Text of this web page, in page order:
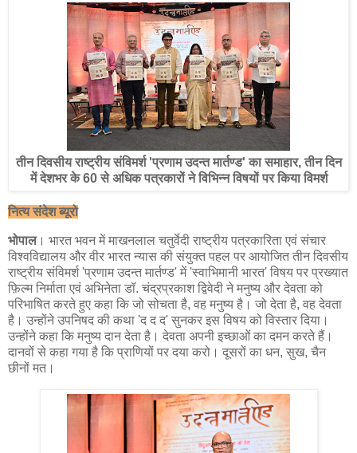
तीन दिवसीय राष्ट्रीय संविमर्श 'प्रणाम उदन्त मार्तण्ड' का समाहार, तीन दिन
में देशभर के 60 से अधिक पत्रकारों ने विभिन्न विषयों पर किया विमर्श
नित्य संदेश ब्यूरो
भोपाल। भारत भवन में माखनलाल चतुर्वेदी राष्ट्रीय पत्रकारिता एवं संचार
विश्वविद्यालय और वीर भारत न्यास की संयुक्त पहल पर आयोजित तीन दिवसीय
राष्ट्रीय संविमर्श 'प्रणाम उदन्त मार्तण्ड' में 'स्वाभिमानी भारत' विषय पर प्रख्यात
फ़िल्म निर्माता एवं अभिनेता डॉ. चंद्रप्रकाश द्विवेदी ने मनुष्य और देवता को
परिभाषित करते हुए कहा कि जो सोचता है, वह मनुष्य है। जो देता है, वह देवता
है। उन्होंने उपनिषद की कथा 'द द द' सुनकर इस विषय को विस्तार दिया।
उन्होंने कहा कि मनुष्य दान देता है। देवता अपनी इच्छाओं का दमन करते हैं।
दानवों से कहा गया है कि प्राणियों पर दया करो। दूसरों का धन, सुख, चैन
छीनों मत।